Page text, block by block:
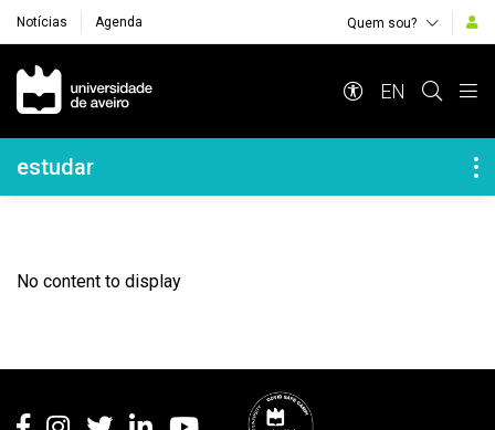
Notícias Agenda Quem sou?
Navegação Principal
EN
Navegação Lateral
estudar
No content to display